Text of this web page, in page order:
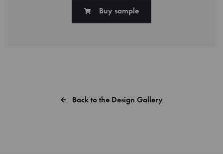
Buy sample
Back to the Design Gallery